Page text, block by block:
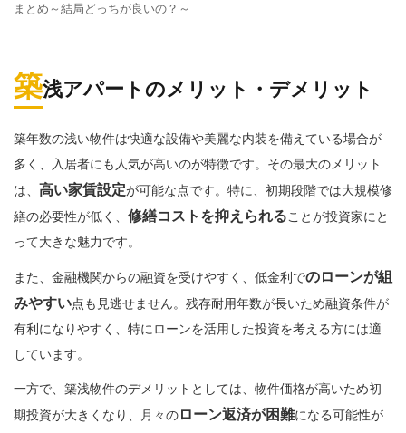
まとめ～結局どっちが良いの？～
築浅アパートのメリット・デメリット
築年数の浅い物件は快適な設備や美麗な内装を備えている場合が
多く、入居者にも人気が高いのが特徴です。その最大のメリット
は、 高い家賃設定が可能な点です。特に、初期段階では大規模修
繕の必要性が低く、 修繕コストを抑えられることが投資家にと
って大きな魅力です。
また、金融機関からの融資を受けやすく、低金利でのローンが組
みやすい点も見逃せません。残存耐用年数が長いため融資条件が
有利になりやすく、特にローンを活用した投資を考える方には適
しています。
一方で、築浅物件のデメリットとしては、物件価格が高いため初
期投資が大きくなり、月々の ローン返済が困難になる可能性が